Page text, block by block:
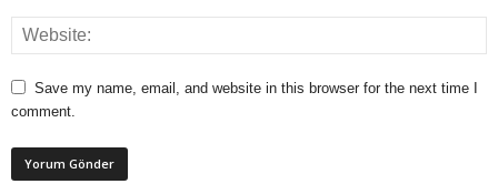
Save my name, email, and website in this browser for the next time I
comment.